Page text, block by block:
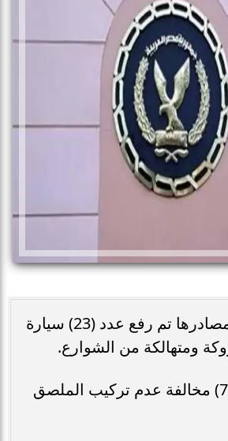
علمت النور من مصادرها تم رفع عدد (23) سيارة
ومتهالكة من الشوارع.
 تحرير عدد (787) مخالفة عدم تركيب الملصق